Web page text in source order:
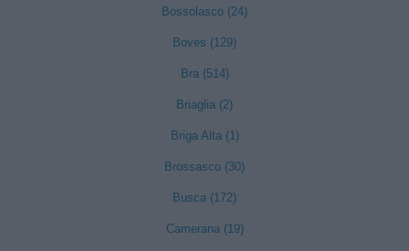
Bossolasco (24)
Boves (129)
Bra (514)
Briaglia (2)
Briga Alta (1)
Brossasco (30)
Busca (172)
Camerana (19)